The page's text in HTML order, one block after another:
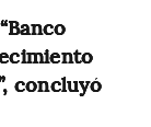
“Banco
concluyó